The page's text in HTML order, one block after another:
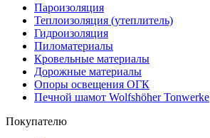
Пароизоляция
Теплоизоляция (утеплитель)
Гидроизоляция
Пиломатериалы
Кровельные материалы
Дорожные материалы
Опоры освещения ОГК
Печной шамот Wolfshöher Tonwerke
Покупателю